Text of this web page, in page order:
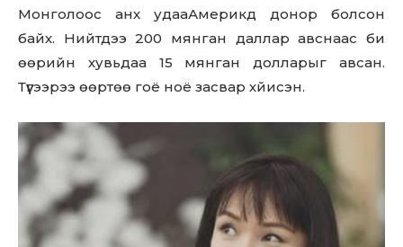
Монголоос анх удааАмерикд донор болсон
байх. Нийтдээ 200 мянган даллар авснаас би
өөрийн хувьдаа 15 мянган долларыг авсан.
Түүгээрээ өөртөө гоё ноё засвар хйисэн.